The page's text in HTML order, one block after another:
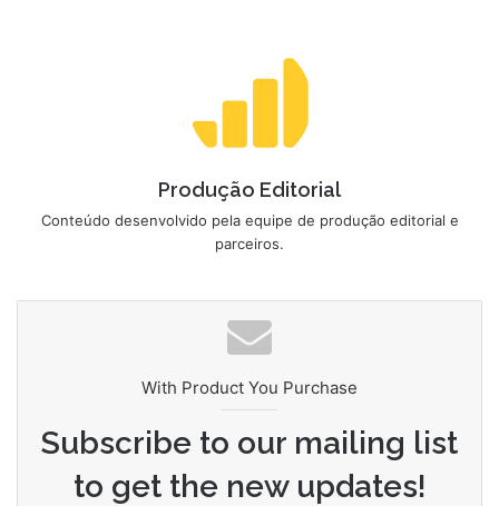
Produção Editorial
Conteúdo desenvolvido pela equipe de produção editorial e
parceiros.
With Product You Purchase
Subscribe to our mailing list
to get the new updates!